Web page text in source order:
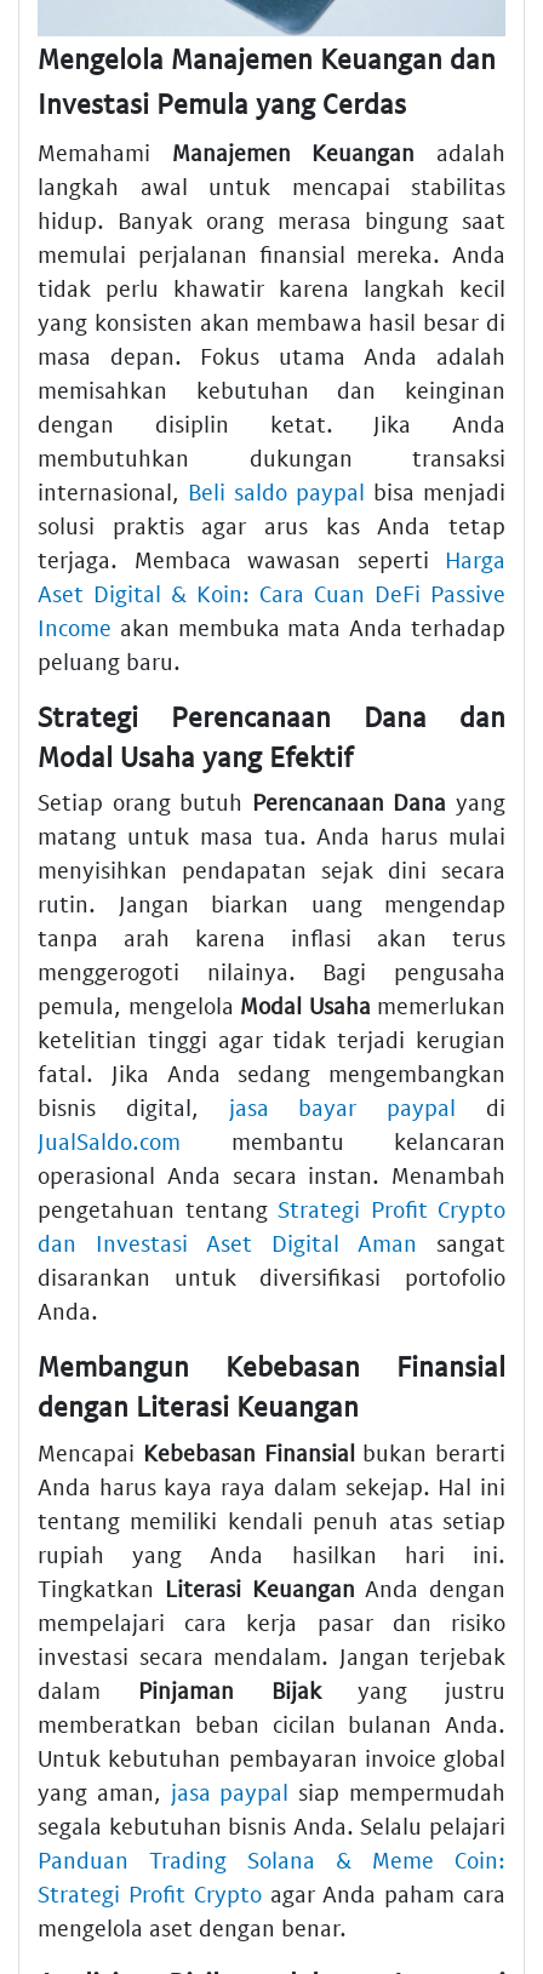
Mengelola Manajemen Keuangan dan
Investasi Pemula yang Cerdas
Memahami Manajemen Keuangan adalah
langkah awal untuk mencapai stabilitas
hidup. Banyak orang merasa bingung saat
memulai perjalanan finansial mereka. Anda
tidak perlu khawatir karena langkah kecil
yang konsisten akan membawa hasil besar di
masa depan. Fokus utama Anda adalah
memisahkan kebutuhan dan keinginan
dengan disiplin ketat. Jika Anda
membutuhkan dukungan transaksi
internasional, Beli saldo paypal bisa menjadi
solusi praktis agar arus kas Anda tetap
terjaga. Membaca wawasan seperti Harga
Aset Digital & Koin: Cara Cuan DeFi Passive
Income akan membuka mata Anda terhadap
peluang baru.
Strategi Perencanaan Dana dan
Modal Usaha yang Efektif
Setiap orang butuh Perencanaan Dana yang
matang untuk masa tua. Anda harus mulai
menyisihkan pendapatan sejak dini secara
rutin. Jangan biarkan uang mengendap
tanpa arah karena inflasi akan terus
menggerogoti nilainya. Bagi pengusaha
pemula, mengelola Modal Usaha memerlukan
ketelitian tinggi agar tidak terjadi kerugian
fatal. Jika Anda sedang mengembangkan
bisnis digital, jasa bayar paypal di
JualSaldo.com membantu kelancaran
operasional Anda secara instan. Menambah
pengetahuan tentang Strategi Profit Crypto
dan Investasi Aset Digital Aman
sangat
disarankan untuk diversifikasi portofolio
Anda.
Membangun Kebebasan Finansial
dengan Literasi Keuangan
Mencapai Kebebasan Finansialbukan berarti
Anda harus kaya raya dalam sekejap. Hal ini
tentang memiliki kendali penuh atas setiap
rupiah yang Anda hasilkan hari ini.
Tingkatkan Literasi Keuangan Anda dengan
mempelajari cara kerja pasar dan risiko
investasi secara mendalam. Jangan terjebak
dalam Pinjaman Bijakyang justru
memberatkan beban cicilan bulanan Anda.
Untuk kebutuhan pembayaran invoice global
yang aman, jasa paypal siap mempermudah
segala kebutuhan bisnis Anda. Selalu pelajari
Panduan Trading Solana & Meme Coin:
Strategi Profit Cryptoagar Anda paham cara
mengelola aset dengan benar.